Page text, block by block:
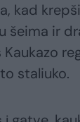
kad
šeima ir
staliuko.